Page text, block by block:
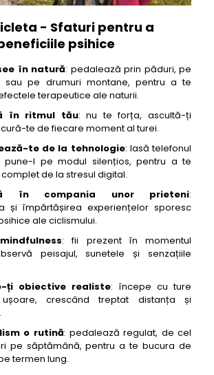
- Sfaturi pentru a
psihice
în natură: pedalează prin păduri, pe
sau pe drumuri montane, pentru a te
terapeutice ale naturii.
în ritmul tău: nu te forța, ascultă-ți
te de fiecare moment al turei.
te de la tehnologie: lasă telefonul
pune-l pe modul silențios, pentru a te
de la stresul digital.
în compania unor prieteni:
și împărtășirea experiențelor sporesc
ale ciclismului.
: fii prezent în momentul
peisajul, sunetele și senzațiile
ți obiective realiste: începe cu ture
crescând treptat distanța și
o rutină: pedalează regulat, de cel
pe săptămână, pentru a te bucura de
termen lung.